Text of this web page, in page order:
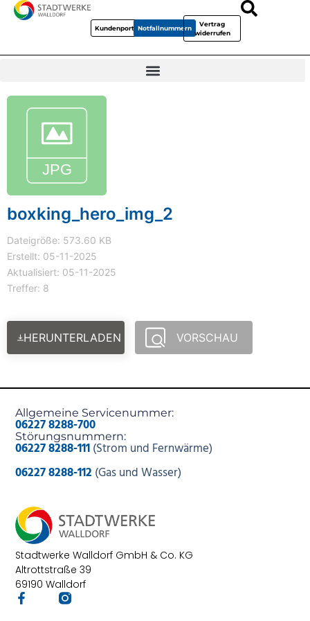
KundenportalNotfallnummern
Vertrag
widerrufen
boxking_hero_img_2
Dateigröße: 573.60 KB
Erstellt: 05-11-2025
Aktualisiert: 05-11-2025
Treffer: 8
HERUNTERLADEN VORSCHAU
Stadtwerke Walldorf GmbH & Co. KG
Altrottstraße 39
69190 Walldorf
Allgemeine Servicenummer:
06227 8288-700
Störungsnummern:
06227 8288-111(Strom und Fernwärme)
06227 8288-112 (Gas und Wasser)